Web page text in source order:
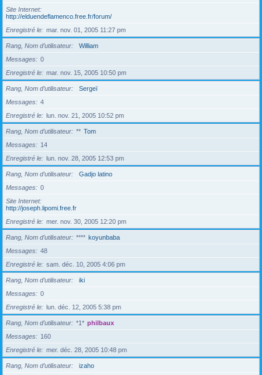
Site Internet
http://elduendeflamenco.free.fr/forum/
Enregistré le
mar. nov. 01, 2005 11:27 pm
Rang, Nom d’utilisateur
William
Messages
0
Enregistré le
mar. nov. 15, 2005 10:50 pm
Rang, Nom d’utilisateur
Sergeï
Messages
4
Enregistré le
lun. nov. 21, 2005 10:52 pm
Rang, Nom d’utilisateur ** Tom
Messages
14
Enregistré le
lun. nov. 28, 2005 12:53 pm
Rang, Nom d’utilisateur
Gadjo latino
Messages
0
Site Internet
http://joseph.lipomi.free.fr
Enregistré le
mer. nov. 30, 2005 12:20 pm
Rang, Nom d’utilisateur **** koyunbaba
Messages
48
Enregistré le
sam. déc. 10, 2005 4:06 pm
Rang, Nom d’utilisateur
iki
Messages
0
Enregistré le
lun. déc. 12, 2005 5:38 pm
Rang, Nom d’utilisateur *1* philbaux
Messages
160
Enregistré le
mer. déc. 28, 2005 10:48 pm
Rang, Nom d’utilisateur
izaho